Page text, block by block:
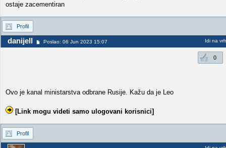
ostaje zacementiran
Profil
danijell Poslao: 06 Jun 2023 15:07 Idi na vrh
0
Ovo je kanal ministarstva odbrane Rusije. Kažu da je Leo
[Link mogu videti samo ulogovani korisnici]
Profil